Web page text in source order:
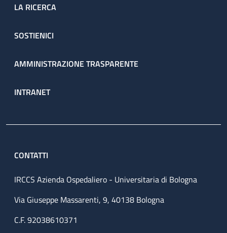
LA RICERCA
SOSTIENICI
AMMINISTRAZIONE TRASPARENTE
INTRANET
CONTATTI
IRCCS Azienda Ospedaliero - Universitaria di Bologna
Via Giuseppe Massarenti, 9, 40138 Bologna
C.F. 92038610371